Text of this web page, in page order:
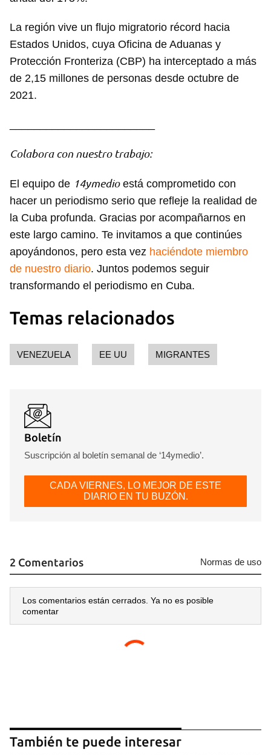
iniciar sesión con tu cuenta de 14ymedio.
INICIAR SESIÓN CANCELAR
La región vive un flujo migratorio récord hacia
Estados Unidos, cuya Oficina de Aduanas y
Protección Fronteriza (CBP) ha interceptado a más
de 2,15 millones de personas desde octubre de
2021.
Colabora con nuestro trabajo:
El equipo de 14ymedioestá comprometido con
hacer un periodismo serio que refleje la realidad de
la Cuba profunda. Gracias por acompañarnos en
este largo camino. Te invitamos a que continúes
apoyándonos, pero esta vez haciéndote miembro
de nuestro diario. Juntos podemos seguir
transformando el periodismo en Cuba.
Temas relacionados
VENEZUELA EE UU MIGRANTES
Boletín
Suscripción al boletín semanal de ‘14ymedio’.
CADA VIERNES, LO MEJOR DE ESTE
DIARIO EN TU BUZÓN.
2 Comentarios Normas de uso
Los comentarios están cerrados. Ya no es posible
comentar
También te puede interesar